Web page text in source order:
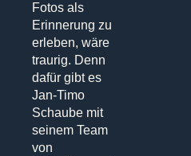
Fotos als
Erinnerung zu
erleben, wäre
traurig. Denn
dafür gibt es
Jan-Timo
Schaube mit
seinem Team
von